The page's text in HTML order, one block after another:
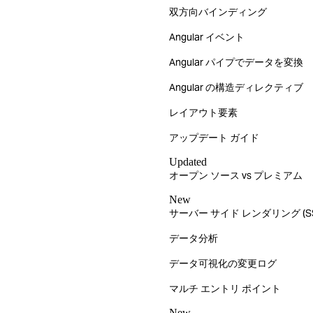
双方向バインディング
Angular イベント
Angular パイプでデータを変換
Angular の構造ディレクティブ
レイアウト要素
アップデート ガイド
Updated
オープン ソース vs プレミアム
New
サーバー サイド レンダリング
データ分析
データ可視化の変更ログ
マルチ エントリ ポイント